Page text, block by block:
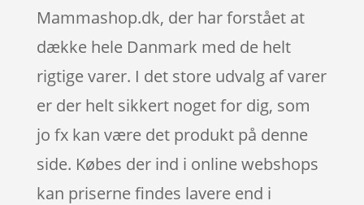
Mammashop.dk, der har forstået at
dække hele Danmark med de helt
rigtige varer. I det store udvalg af varer
er der helt sikkert noget for dig, som
jo fx kan være det produkt på denne
side. Købes der ind i online webshops
kan priserne findes lavere end i